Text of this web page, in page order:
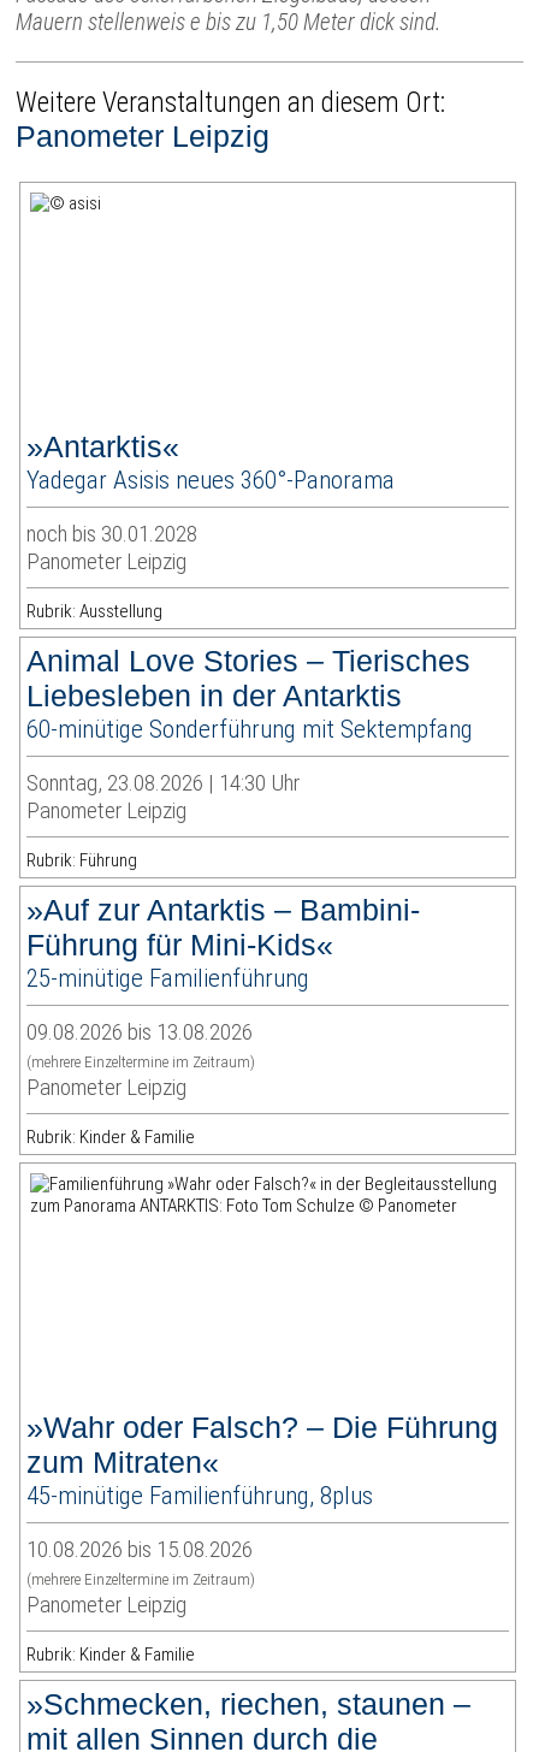
Mauern stellenweis e bis zu 1,50 Meter dick sind.
Weitere Veranstaltungen an diesem Ort:
Panometer Leipzig
»Antarktis«
Yadegar Asisis neues 360°-Panorama
noch bis 30.01.2028
Panometer Leipzig
Rubrik: Ausstellung
Animal Love Stories – Tierisches
Liebesleben in der Antarktis
60-minütige Sonderführung mit Sektempfang
Sonntag, 23.08.2026 | 14:30 Uhr
Panometer Leipzig
Rubrik: Führung
»Auf zur Antarktis – Bambini-
Führung für Mini-Kids«
25-minütige Familienführung
09.08.2026 bis 13.08.2026
(mehrere Einzeltermine im Zeitraum)
Panometer Leipzig
Rubrik: Kinder & Familie
»Wahr oder Falsch? – Die Führung
zum Mitraten«
45-minütige Familienführung, 8plus
10.08.2026 bis 15.08.2026
(mehrere Einzeltermine im Zeitraum)
Panometer Leipzig
Rubrik: Kinder & Familie
»Schmecken, riechen, staunen –
mit allen Sinnen durch die